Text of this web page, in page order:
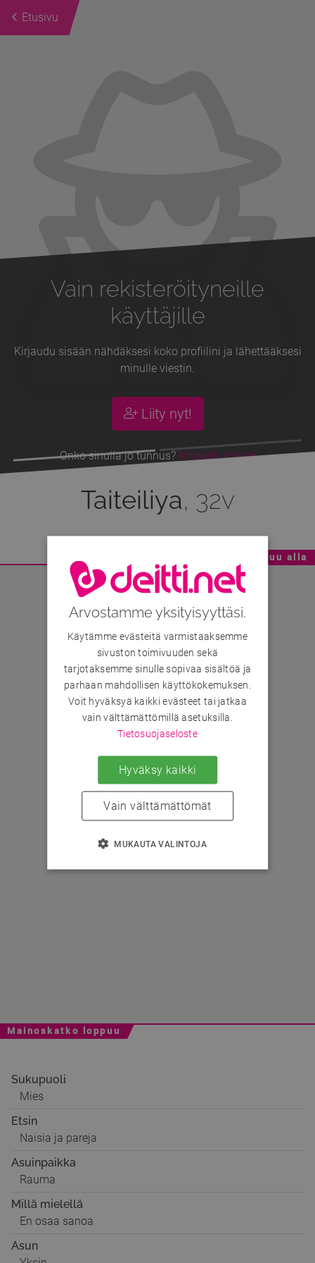
Etusivu
Vain rekisteröityneille
käyttäjille
Kirjaudu sisään nähdäksesi koko profiilini ja lähettääksesi
minulle viestin.
Liity nyt!
Onko sinulla jo tunnus? Kirjaudu sisään
Taiteiliya, 32v
Mainoskatko - Sisältö jatkuu alla
Mainoskatko loppuu
Sukupuoli
Mies
Etsin
Naisia ja pareja
Asuinpaikka
Rauma
Millä mielellä
En osaa sanoa
Asun
Arvostamme yksityisyyttäsi.
Käytämme evästeitä varmistaaksemme
sivuston toimivuuden sekä
tarjotaksemme sinulle sopivaa sisältöä ja
parhaan mahdollisen käyttökokemuksen.
Voit hyväksyä kaikki evästeet tai jatkaa
vain välttämättömillä asetuksilla.
Tietosuojaseloste
Hyväksy kaikki
Vain välttämättömät
MUKAUTA VALINTOJA